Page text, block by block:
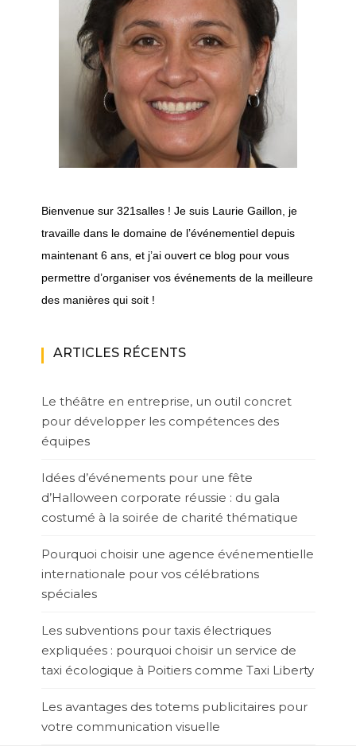
Bienvenue sur 321salles ! Je suis Laurie Gaillon, je
travaille dans le domaine de l’événementiel depuis
maintenant 6 ans, et j’ai ouvert ce blog pour vous
permettre d’organiser vos événements de la meilleure
des manières qui soit !
ARTICLES RÉCENTS
Le théâtre en entreprise, un outil concret
pour développer les compétences des
équipes
Idées d’événements pour une fête
d’Halloween corporate réussie : du gala
costumé à la soirée de charité thématique
Pourquoi choisir une agence événementielle
internationale pour vos célébrations
spéciales
Les subventions pour taxis électriques
expliquées : pourquoi choisir un service de
taxi écologique à Poitiers comme Taxi Liberty
Les avantages des totems publicitaires pour
votre communication visuelle